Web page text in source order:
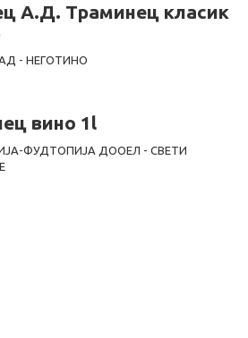
А.Д. Траминец класик
- НЕГОТИНО
вино 1l
ФУДТОПИЈА ДООЕЛ - СВЕТИ